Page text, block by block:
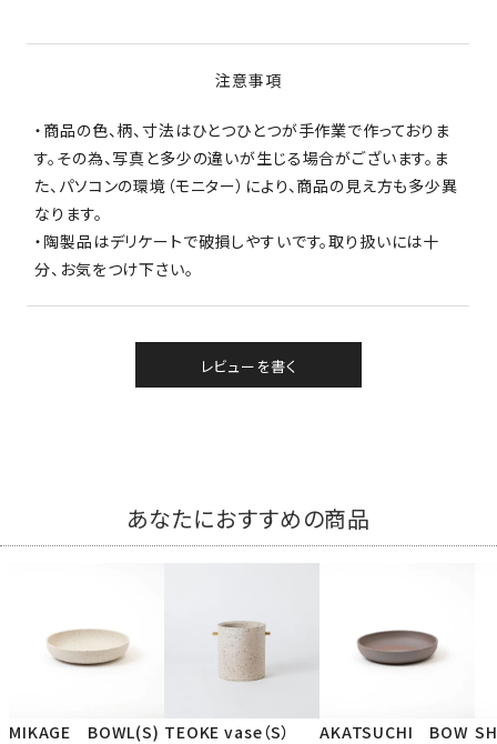
注意事項
・商品の色、柄、寸法はひとつひとつが手作業で作っておりま
す。その為、写真と多少の違いが生じる場合がございます。ま
た、パソコンの環境（モニター）により、商品の見え方も多少異
なります。
・陶製品はデリケートで破損しやすいです。取り扱いには十
分、お気をつけ下さい。
レビューを書く
あなたにおすすめの商品
MIKAGE BOWL(S) TEOKE vase（S）
AKATSUCHI BOW